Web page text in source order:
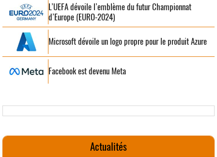
L’UEFA dévoile l’emblème du futur Championnat
d’Europe (EURO-2024)
Microsoft dévoile un logo propre pour le produit Azure
Facebook est devenu Meta
Actualités